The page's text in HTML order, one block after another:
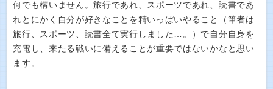
何でも構いません。旅行であれ、スポーツであれ、読書であ
れとにかく自分が好きなことを精いっぱいやること（筆者は
旅行、スポーツ、読書全て実行しました…。）で自分自身を
充電し、来たる戦いに備えることが重要ではないかなと思い
ます。